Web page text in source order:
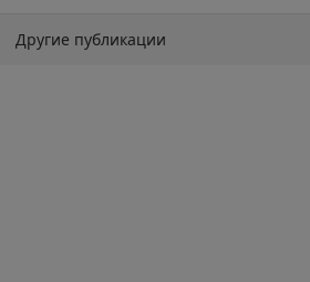
Другие публикации